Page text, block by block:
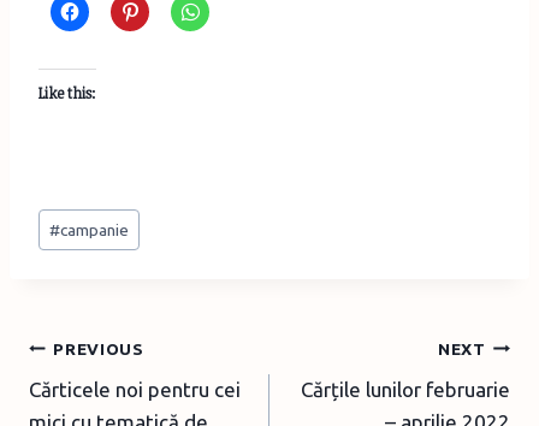
Like this:
Post
Tags:
#campanie
Post
navigation
PREVIOUS
Cărticele noi pentru cei
NEXT
Cărțile lunilor februarie